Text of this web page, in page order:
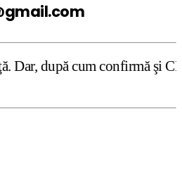
confirmă şi CEDO în